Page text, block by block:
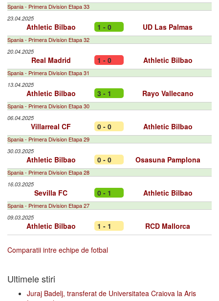
Spania - Primera Division Etapa 33
23.04.2025
Athletic Bilbao 1 - 0 UD Las Palmas
Spania - Primera Division Etapa 32
20.04.2025
Real Madrid 1 - 0 Athletic Bilbao
Spania - Primera Division Etapa 31
13.04.2025
Athletic Bilbao 3 - 1 Rayo Vallecano
Spania - Primera Division Etapa 30
06.04.2025
Villarreal CF 0 - 0 Athletic Bilbao
Spania - Primera Division Etapa 29
30.03.2025
Athletic Bilbao 0 - 0 Osasuna Pamplona
Spania - Primera Division Etapa 28
16.03.2025
Sevilla FC 0 - 1 Athletic Bilbao
Spania - Primera Division Etapa 27
09.03.2025
Athletic Bilbao 1 - 1 RCD Mallorca
Comparatii intre echipe de fotbal
Ultimele stiri
Juraj Badelj, transferat de Universitatea Craiova la Aris